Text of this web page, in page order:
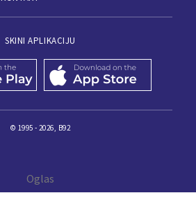
SKINI APLIKACIJU
© 1995 - 2026, B92